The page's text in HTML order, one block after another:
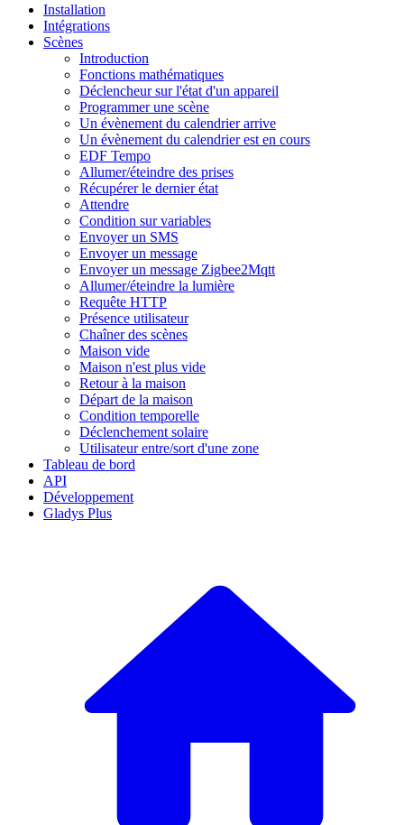
Installation
Intégrations
Scènes
Introduction
Fonctions mathématiques
Déclencheur sur l'état d'un appareil
Programmer une scène
Un évènement du calendrier arrive
Un évènement du calendrier est en cours
EDF Tempo
Allumer/éteindre des prises
Récupérer le dernier état
Attendre
Condition sur variables
Envoyer un SMS
Envoyer un message
Envoyer un message Zigbee2Mqtt
Allumer/éteindre la lumière
Requête HTTP
Présence utilisateur
Chaîner des scènes
Maison vide
Maison n'est plus vide
Retour à la maison
Départ de la maison
Condition temporelle
Déclenchement solaire
Utilisateur entre/sort d'une zone
Tableau de bord
API
Développement
Gladys Plus